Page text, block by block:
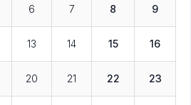
6 7 8 9
13 14 15 16
20 21 22 23